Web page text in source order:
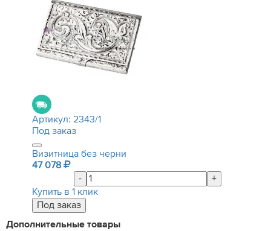
Артикул: 2343/1
Под заказ
Визитница без черни
47 078
-
+
Купить в 1 клик
Дополнительные товары